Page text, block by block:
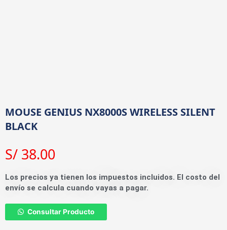
MOUSE GENIUS NX8000S WIRELESS SILENT
BLACK
S/ 38.00
Los precios ya tienen los impuestos incluidos. El costo del
envío se calcula cuando vayas a pagar.
Consultar Producto